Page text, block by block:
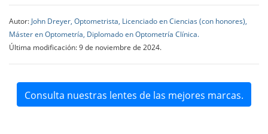
Autor: John Dreyer, Optometrista, Licenciado en Ciencias (con honores),
Máster en Optometría, Diplomado en Optometría Clínica.
Última modificación: 9 de noviembre de 2024.
Consulta nuestras lentes de las mejores marcas.